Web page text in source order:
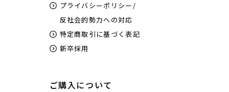
プライバシーポリシー/
反社会的勢力への対応
特定商取引に基づく表記
新卒採用
ご購入について